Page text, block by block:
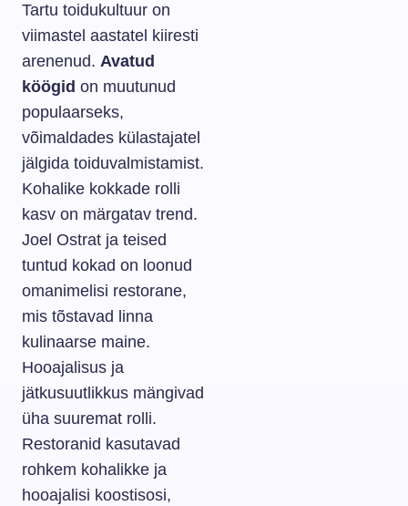
Tartu toidukultuur on
viimastel aastatel kiiresti
arenenud. Avatud
köögid on muutunud
populaarseks,
võimaldades külastajatel
jälgida toiduvalmistamist.
Kohalike kokkade rolli
kasv on märgatav trend.
Joel Ostrat ja teised
tuntud kokad on loonud
omanimelisi restorane,
mis tõstavad linna
kulinaarse maine.
Hooajalisus ja
jätkusuutlikkus mängivad
üha suuremat rolli.
Restoranid kasutavad
rohkem kohalikke ja
hooajalisi koostisosi,